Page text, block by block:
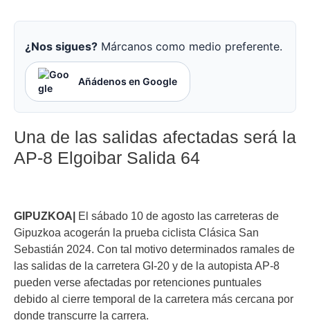
¿Nos sigues? Márcanos como medio preferente.
Añádenos en Google
Una de las salidas afectadas será la
AP-8 Elgoibar Salida 64
GIPUZKOA| El sábado 10 de agosto las carreteras de
Gipuzkoa acogerán la prueba ciclista Clásica San
Sebastián 2024. Con tal motivo determinados ramales de
las salidas de la carretera GI-20 y de la autopista AP-8
pueden verse afectadas por retenciones puntuales
debido al cierre temporal de la carretera más cercana por
donde transcurre la carrera.